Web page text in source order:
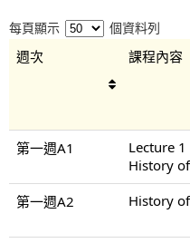
每頁顯示 個資料列
週次 課程內容
第一週A1
Lecture
History
第一週A2
History